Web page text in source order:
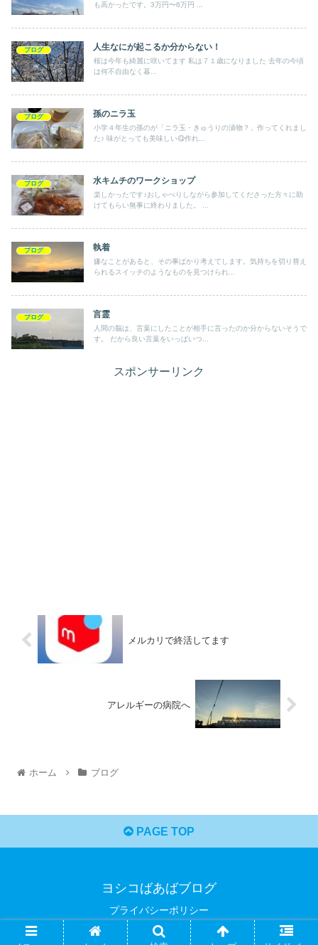
も高かったです。3万円〜6万円 ...
ブログ 人生なにが起こるか分からない！
桜は今年も綺麗に咲いてます 私は７１歳になりました 去年の今頃
は何不自由なく暮...
ブログ 孫のニラ玉
小学４年生の孫のが「ニラ玉・きゅうりの漬物？」作ってくれまし
た♪ 味がとっても美味しい😋作れ...
ブログ 水キムチのワークショップ
楽しかったです♪おしゃべりしながら参加してくださった方々に助
けてもらい無事に終わりました。 ...
ブログ 執着
嫌なことがあると、その事ばかり考えてします。気持ちを切り替え
られるスイッチのようなものを見つけられ...
ブログ 言霊
人間の脳は、言葉にしたことが相手に言ったのか分からないそうで
す。 だから良い言葉をいっぱいつ...
スポンサーリンク
メルカリで終活してます
アレルギーの病院へ
ホーム ブログ
PAGE TOP
ヨシコばあばブログ
プライバシーポリシー
© 2021 ヨシコばあばブログ.